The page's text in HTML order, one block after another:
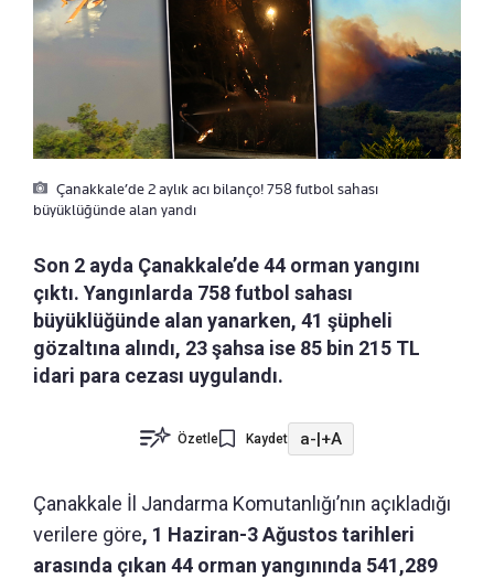
Çanakkale’de 2 aylık acı bilanço! 758 futbol sahası
büyüklüğünde alan yandı
Son 2 ayda Çanakkale’de 44 orman yangını
çıktı. Yangınlarda 758 futbol sahası
büyüklüğünde alan yanarken, 41 şüpheli
gözaltına alındı, 23 şahsa ise 85 bin 215 TL
idari para cezası uygulandı.
Özetle Kaydet a-|+A
Çanakkale İl Jandarma Komutanlığı’nın açıkladığı
verilere göre, 1 Haziran-3 Ağustos tarihleri
arasında çıkan 44 orman yangınında 541,289